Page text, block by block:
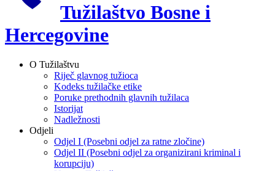
Tužilaštvo Bosne i
Hercegovine
O Tužilaštvu
Riječ glavnog tužioca
Kodeks tužilačke etike
Poruke prethodnih glavnih tužilaca
Istorijat
Nadležnosti
Odjeli
Odjel I (Posebni odjel za ratne zločine)
Odjel II (Posebni odjel za organizirani kriminal i
korupciju)